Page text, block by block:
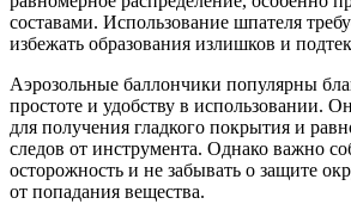
составами. Использование шпателя
избежать образования излишков и
Аэрозольные баллончики популярны
простоте и удобству в использовании.
для получения гладкого покрытия и
следов от инструмента. Однако важно
осторожность и не забывать о защите
от попадания вещества.